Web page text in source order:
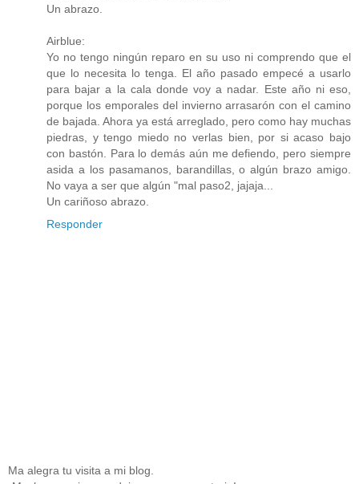
Un abrazo.
Airblue:
Yo no tengo ningún reparo en su uso ni comprendo que el
que lo necesita lo tenga. El año pasado empecé a usarlo
para bajar a la cala donde voy a nadar. Este año ni eso,
porque los emporales del invierno arrasarón con el camino
de bajada. Ahora ya está arreglado, pero como hay muchas
piedras, y tengo miedo no verlas bien, por si acaso bajo
con bastón. Para lo demás aún me defiendo, pero siempre
asida a los pasamanos, barandillas, o algún brazo amigo.
No vaya a ser que algún "mal paso2, jajaja...
Un cariñoso abrazo.
Responder
Ma alegra tu visita a mi blog.